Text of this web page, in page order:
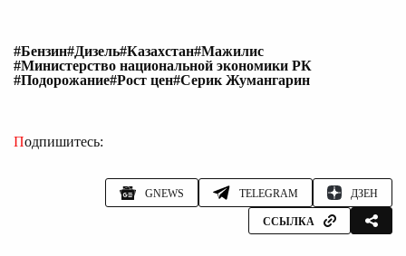
#Бензин#Дизель#Казахстан#Мажилис
#Министерство национальной экономики РК
#Подорожание#Рост цен#Серик Жумангарин
Подпишитесь:
GNEWS TELEGRAM ДЗЕН
ССЫЛКА